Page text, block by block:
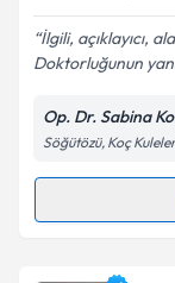
Kişisel
Metni
İlgili, açıklayıcı,
Doktorluğunun
Op. Dr. Sabina
Söğütözü, Koç
Randevu